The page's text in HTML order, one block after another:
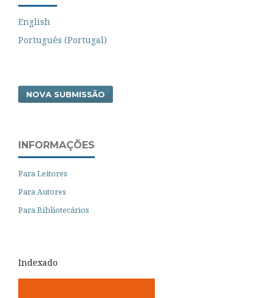
English
Português (Portugal)
NOVA SUBMISSÃO
INFORMAÇÕES
Para Leitores
Para Autores
Para Bibliotecários
Indexado